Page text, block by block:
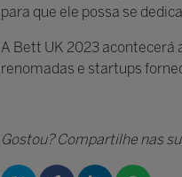
para que ele possa se
A Bett UK 2023 acontecerá
renomadas e startups
Gostou? Compartilhe nas